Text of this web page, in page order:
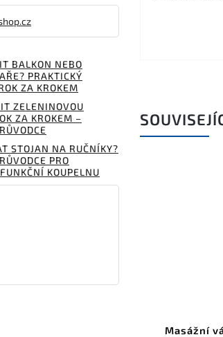
BALKON NEBO
PRAKTICKÝ
ZA KROKEM
ZELENINOVOU
ZA KROKEM –
STOJAN NA RUČNÍKY?
PRO
KOUPELNU
Masážní